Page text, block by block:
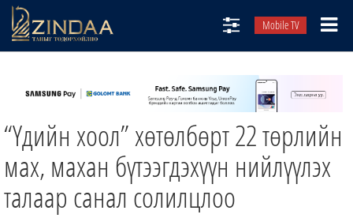
Mobile TV
ТВ8
ӨГЛӨӨНИЙ СОНИН
АУДИО ЗОХИОЛ
ЗИНДАА СЭТГҮҮЛ
“Үдийн хоол” хөтөлбөрт 22 төрлийн
мах, махан бүтээгдэхүүн нийлүүлэх
талаар санал солилцлоо